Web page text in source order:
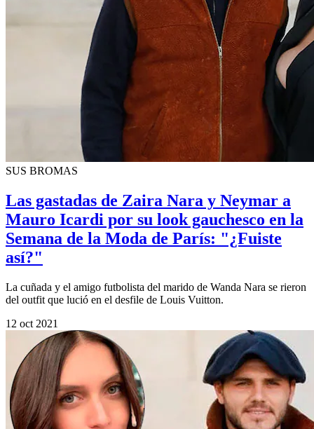
SUS BROMAS
Las gastadas de Zaira Nara y Neymar a
Mauro Icardi por su look gauchesco en la
Semana de la Moda de París: "¿Fuiste
así?"
La cuñada y el amigo futbolista del marido de Wanda Nara se rieron
del outfit que lució en el desfile de Louis Vuitton.
12 oct 2021